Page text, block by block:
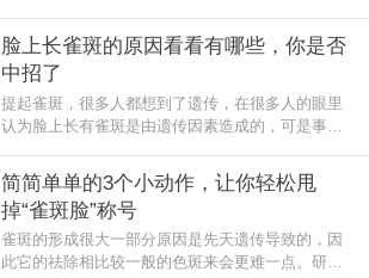
会造成雀斑的形成出现，知道
脸上长雀斑的原因看看有哪些，你是否
中招了
提起雀斑，很多人都想到了遗传，在很多人的眼里
认为脸上长有雀斑是由遗传因素造成的，可是事实
的，雀斑是什么原因引起的?接下
简简单单的3个小动作，让你轻松甩
掉“雀斑脸”称号
雀斑的形成很大一部分原因是先天遗传导致的，因
此它的祛除相比较一般的色斑来会更难一点。研究